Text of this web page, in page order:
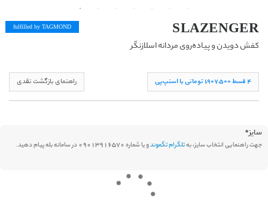
SLAZENGER
کفش دویدن و پیاده‌روی مردانه اسلازنگر
fulfilled by TAGMOND
راهنمای بازگشت نقدی ۴ قسط ١,۹۰۷,۵۰۰ تومانی با اسنپ‌پی
سایز*
جهت راهنمایی انتخاب سایز، بهتلگرام تگموندو یا شماره 09013916570 در سامانه بله پیام دهید.